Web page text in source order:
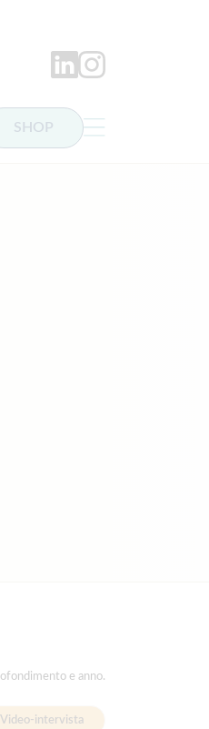
LinkedInInstagram
SHOP
e anno.
Video-intervista